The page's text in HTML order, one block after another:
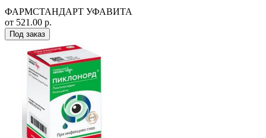
ФАРМСТАНДАРТ УФАВИТА
от 521.00 р.
Под заказ